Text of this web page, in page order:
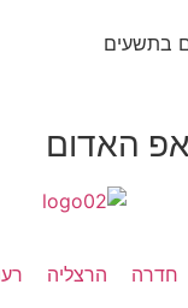
הרצליה רעננה